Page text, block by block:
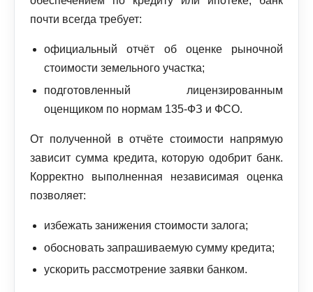
почти всегда требует:
официальный отчёт об оценке рыночной
стоимости земельного участка;
подготовленный лицензированным
оценщиком по нормам 135‑ФЗ и ФСО.
От полученной в отчёте стоимости напрямую
зависит сумма кредита, которую одобрит банк.
Корректно выполненная независимая оценка
позволяет:
избежать занижения стоимости залога;
обосновать запрашиваемую сумму кредита;
ускорить рассмотрение заявки банком.